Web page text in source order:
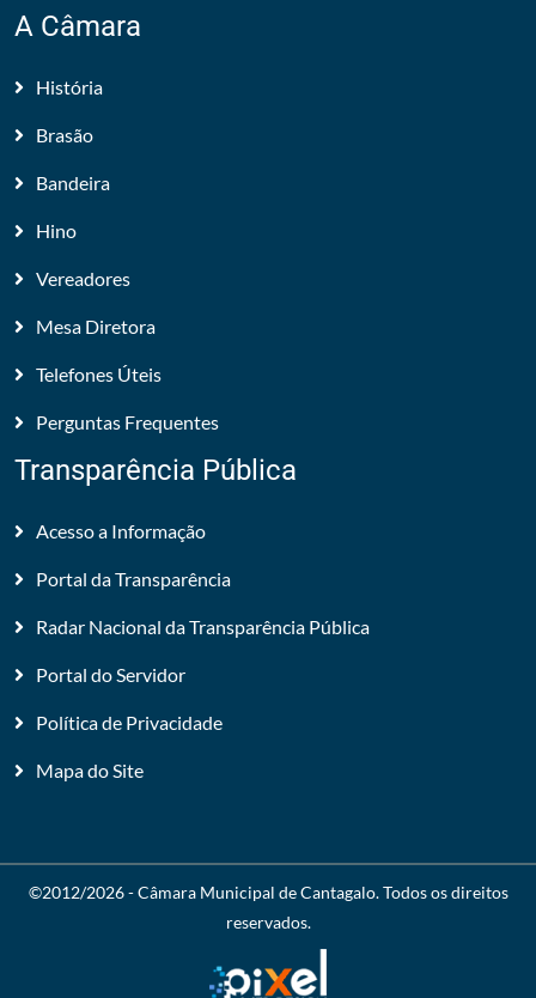
A Câmara
História
Brasão
Bandeira
Hino
Vereadores
Mesa Diretora
Telefones Úteis
Perguntas Frequentes
Transparência Pública
Acesso a Informação
Portal da Transparência
Radar Nacional da Transparência Pública
Portal do Servidor
Política de Privacidade
Mapa do Site
©2012/2026 -Câmara Municipal de Cantagalo. Todos os direitos
reservados.